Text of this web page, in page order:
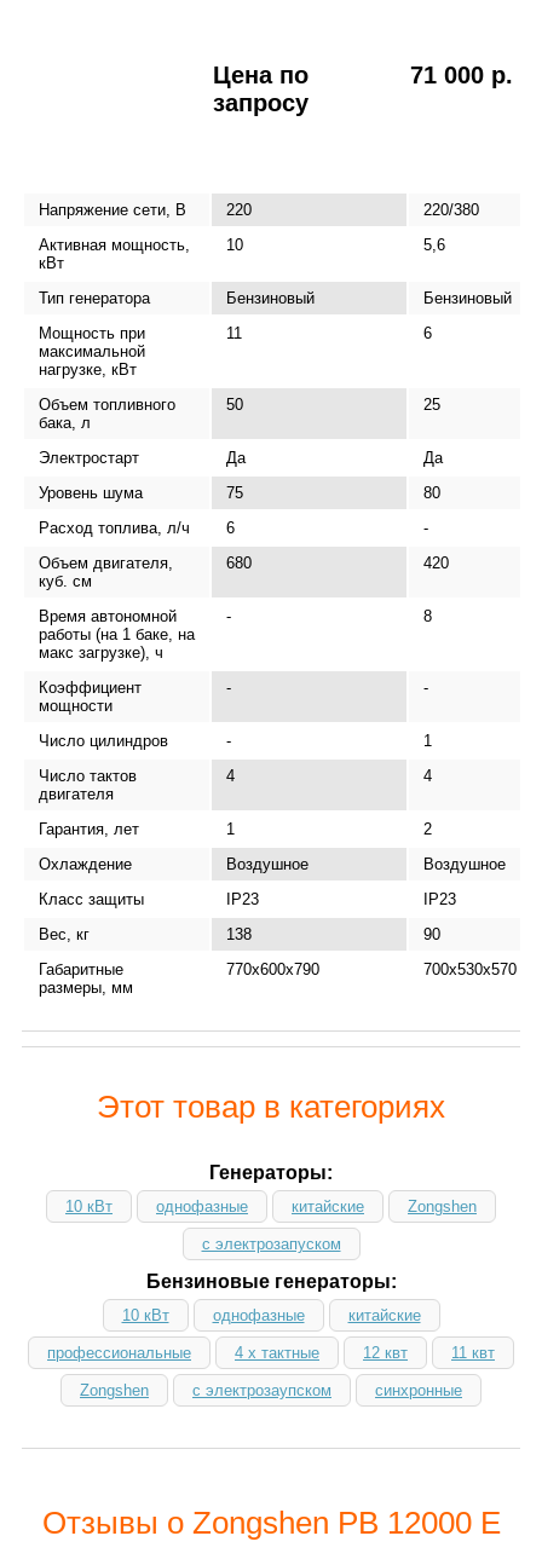
Цена по
запросу
71 000 р.
Напряжение сети, В 220
220/380
Активная мощность,
кВт
10 5,6
Тип генератора Бензиновый
Бензиновый
Мощность при
максимальной
нагрузке, кВт
11 6
Объем топливного
бака, л
50 25
Электростарт Да
Да
Уровень шума
75
80
Расход топлива, л/ч
6
-
Объем двигателя,
куб. см
680 420
Время автономной
работы (на 1 баке, на
макс загрузке), ч
- 8
Коэффициент
мощности
- -
Число цилиндров -
1
Число тактов
двигателя
4 4
Гарантия, лет 1
2
Охлаждение
Воздушное
Воздушное
Класс защиты
IP23
IP23
Вес, кг
138
90
Габаритные
размеры, мм
770х600х790 700х530х570
Этот товар в категориях
Генераторы:
10 кВт однофазные китайские Zongshen
с электрозапуском
Бензиновые генераторы:
10 кВт однофазные китайские
профессиональные 4 х тактные 12 квт 11 квт
Zongshen с электрозаупском синхронные
Отзывы о Zongshen PB 12000 E